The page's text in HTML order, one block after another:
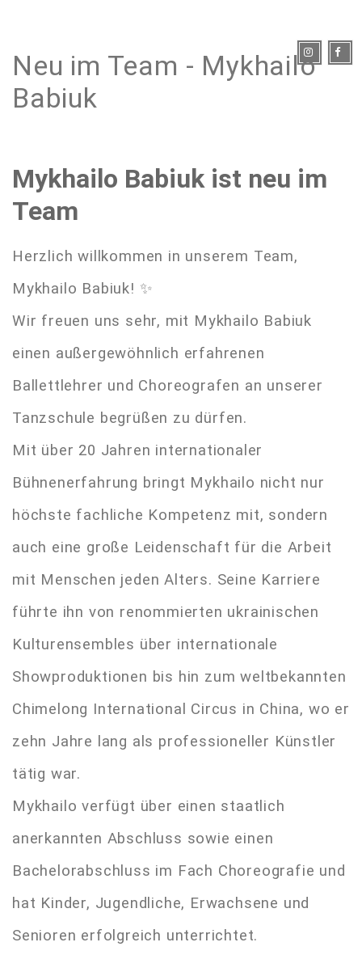
Neu im Team - Mykhailo
Babiuk
Mykhailo Babiuk ist neu im
Team
Herzlich willkommen in unserem Team,
Mykhailo Babiuk! ✨
Wir freuen uns sehr, mit Mykhailo Babiuk
einen außergewöhnlich erfahrenen
Ballettlehrer und Choreografen an unserer
Tanzschule begrüßen zu dürfen.
Mit über 20 Jahren internationaler
Bühnenerfahrung bringt Mykhailo nicht nur
höchste fachliche Kompetenz mit, sondern
auch eine große Leidenschaft für die Arbeit
mit Menschen jeden Alters. Seine Karriere
führte ihn von renommierten ukrainischen
Kulturensembles über internationale
Showproduktionen bis hin zum weltbekannten
Chimelong International Circus in China, wo er
zehn Jahre lang als professioneller Künstler
tätig war.
Mykhailo verfügt über einen staatlich
anerkannten Abschluss sowie einen
Bachelorabschluss im Fach Choreografie und
hat Kinder, Jugendliche, Erwachsene und
Senioren erfolgreich unterrichtet.